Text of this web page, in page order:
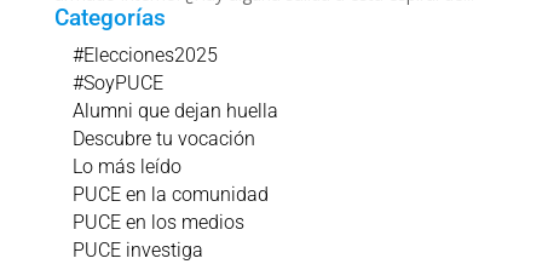
Categorías
#Elecciones2025
#SoyPUCE
Alumni que dejan huella
Descubre tu vocación
Lo más leído
PUCE en la comunidad
PUCE en los medios
PUCE investiga